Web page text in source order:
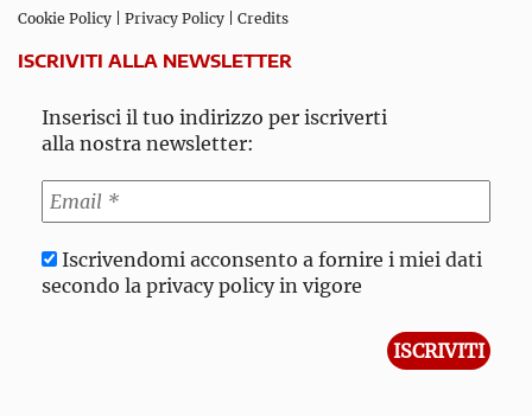
Cookie Policy Privacy Policy Credits
ISCRIVITI ALLA NEWSLETTER
Inserisci il tuo indirizzo per iscriverti
alla nostra newsletter:
Iscrivendomi acconsento a fornire i miei dati
secondo la privacy policy in vigore